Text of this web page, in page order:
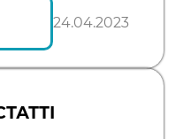
24.04.2023